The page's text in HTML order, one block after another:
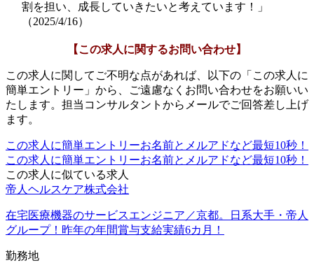
割を担い、成長していきたいと考えています！」
（2025/4/16）
【この求人に関するお問い合わせ】
この求人に関してご不明な点があれば、以下の「この求人に
簡単エントリー」から、ご遠慮なくお問い合わせをお願いい
たします。担当コンサルタントからメールでご回答差し上げ
ます。
この求人に簡単エントリーお名前とメルアドなど最短10秒！
この求人に簡単エントリーお名前とメルアドなど最短10秒！
この求人に似ている求人
帝人ヘルスケア株式会社
在宅医療機器のサービスエンジニア／京都。日系大手・帝人
グループ！昨年の年間賞与支給実績6カ月！
勤務地